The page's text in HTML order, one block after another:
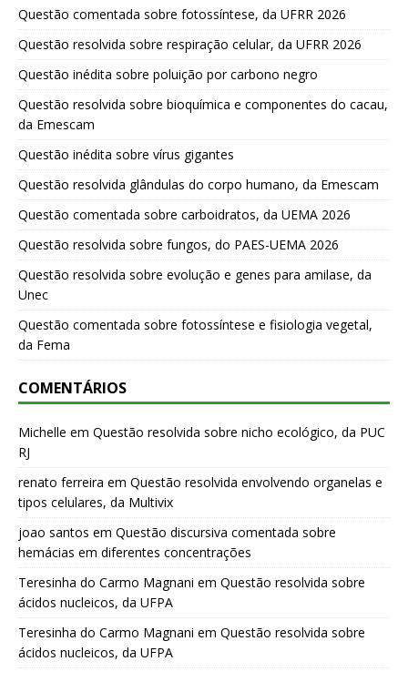
Questão comentada sobre fotossíntese, da UFRR 2026
Questão resolvida sobre respiração celular, da UFRR 2026
Questão inédita sobre poluição por carbono negro
Questão resolvida sobre bioquímica e componentes do cacau,
da Emescam
Questão inédita sobre vírus gigantes
Questão resolvida glândulas do corpo humano, da Emescam
Questão comentada sobre carboidratos, da UEMA 2026
Questão resolvida sobre fungos, do PAES-UEMA 2026
Questão resolvida sobre evolução e genes para amilase, da
Unec
Questão comentada sobre fotossíntese e fisiologia vegetal,
da Fema
COMENTÁRIOS
Michelle em Questão resolvida sobre nicho ecológico, da PUC
RJ
renato ferreira em Questão resolvida envolvendo organelas e
tipos celulares, da Multivix
joao santos em Questão discursiva comentada sobre
hemácias em diferentes concentrações
Teresinha do Carmo Magnani em Questão resolvida sobre
ácidos nucleicos, da UFPA
Teresinha do Carmo Magnani em Questão resolvida sobre
ácidos nucleicos, da UFPA